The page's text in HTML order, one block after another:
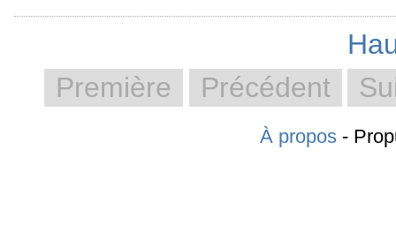
Première
Précédent
À propos-